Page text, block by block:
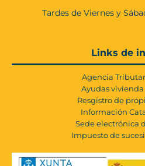
Tardes de Viernes y
Links de
Agencia
Ayudas
Resgistro de
Información
Sede electrónica
Impuesto de